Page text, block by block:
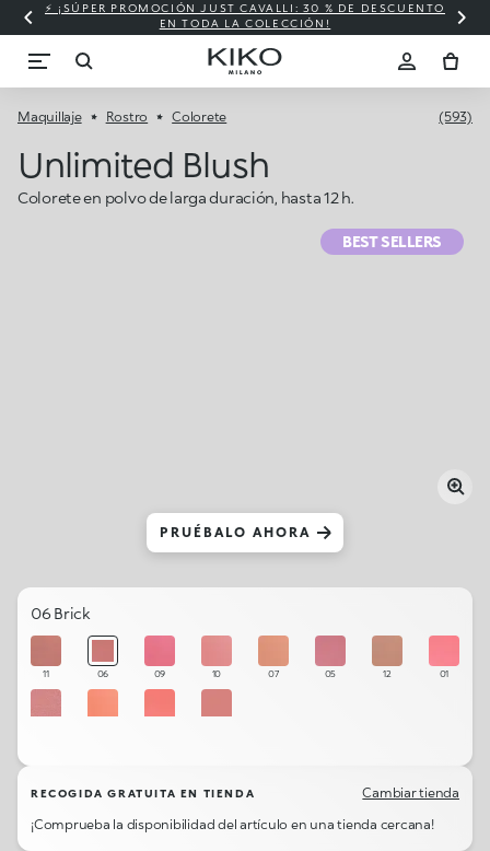
⚡ ¡SÚPER PROMOCIÓN JUST CAVALLI: 30 % DE DESCUENTO
EN TODA LA COLECCIÓN!
Maquillaje Rostro Colorete (593)
Unlimited Blush
Colorete en polvo de larga duración, hasta 12 h.
BEST SELLERS
PRUÉBALO AHORA
06 Brick
11 06 09 10 07 05 12 01
RECOGIDA GRATUITA EN TIENDA
Cambiar tienda
¡Comprueba la disponibilidad del artículo en una tienda cercana!